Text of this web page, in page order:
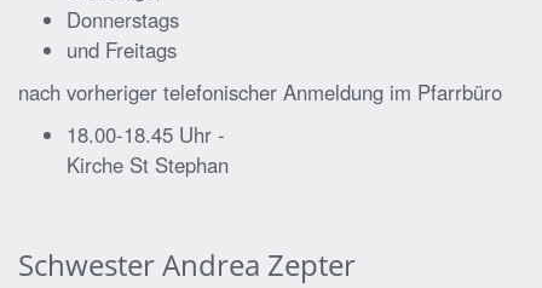
Donnerstags
und Freitags
nach vorheriger telefonischer Anmeldung im Pfarrbüro
18.00-18.45 Uhr -
Kirche St Stephan
SchwesterAndrea Zepter